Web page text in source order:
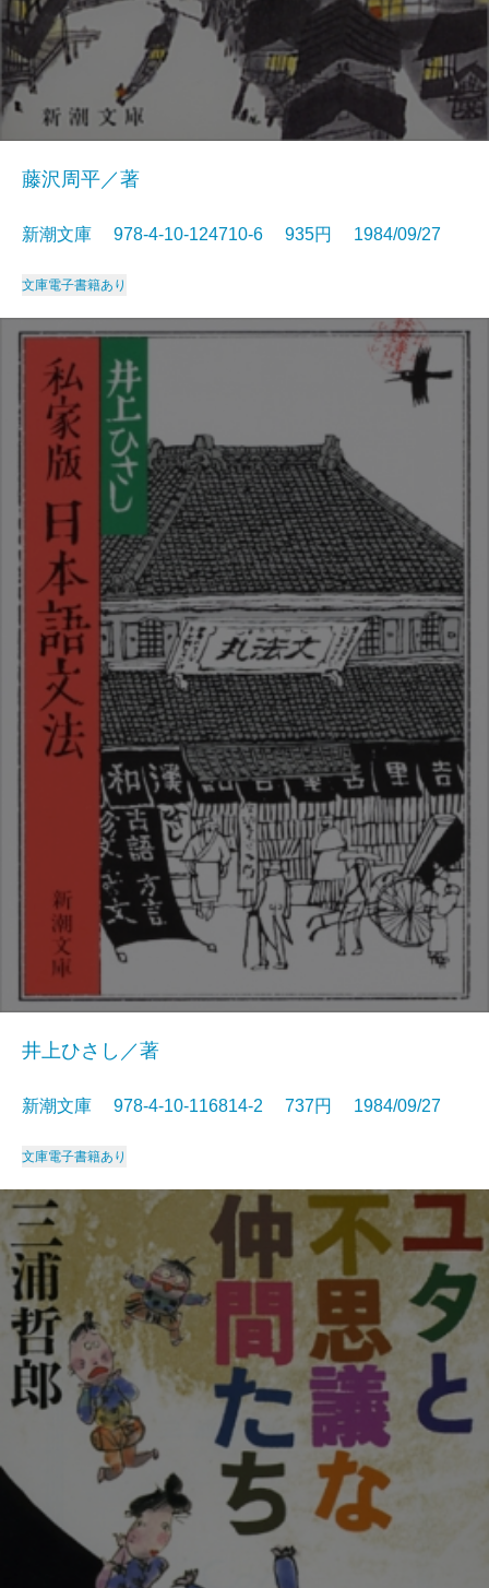
藤沢周平／著
新潮文庫 978-4-10-124710-6 935円 1984/09/27
文庫電子書籍あり
井上ひさし／著
新潮文庫 978-4-10-116814-2 737円 1984/09/27
文庫電子書籍あり